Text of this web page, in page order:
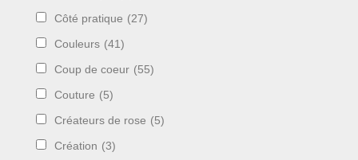
Côté pratique (27)
Couleurs (41)
Coup de coeur (55)
Couture (5)
Créateurs de rose (5)
Création (3)